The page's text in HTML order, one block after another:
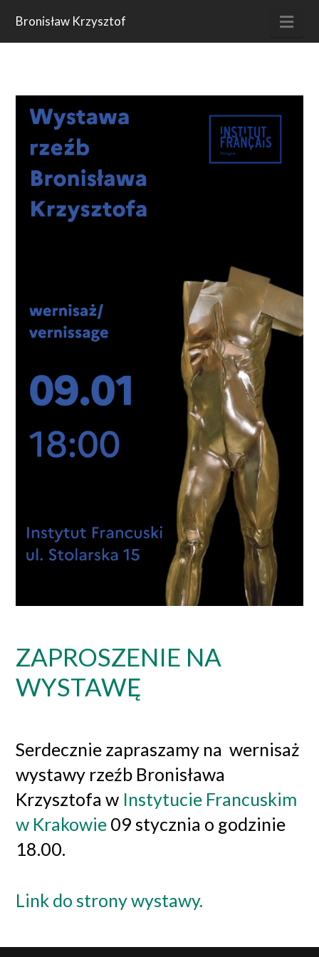
Bronisław Krzysztof
ZAPROSZENIE NA
WYSTAWĘ
Serdecznie zapraszamy na wernisaż
wystawy rzeźb Bronisława
Krzysztofa w Instytucie Francuskim
w Krakowie 09 stycznia o godzinie
18.00.
Link do strony wystawy.